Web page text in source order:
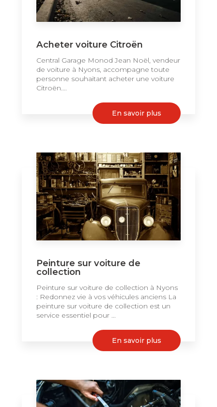
Acheter voiture Citroën
Central Garage Monod Jean Noël, vendeur
de voiture à Nyons, accompagne toute
personne souhaitant acheter une voiture
Citroën....
En savoir plus
Peinture sur voiture de
collection
Peinture sur voiture de collection à Nyons
: Redonnez vie à vos véhicules anciens La
peinture sur voiture de collection est un
service essentiel pour ...
En savoir plus